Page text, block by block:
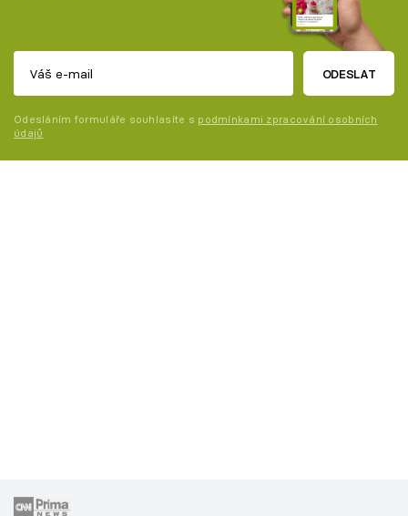
ODESLAT
Odesláním formuláře souhlasíte s podmínkami zpracování osobních
údajů